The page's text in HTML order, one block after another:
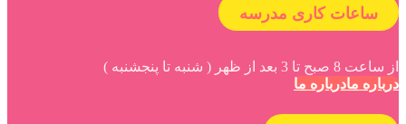
ساعات کاری مدرسه
از ساعت 8 صبح تا 3 بعد از ظهر ( شنبه تا پنجشنبه )
درباره مادرباره ما